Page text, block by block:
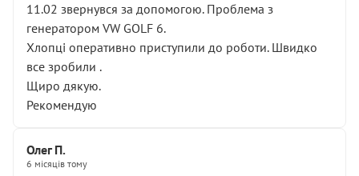
11.02 звернувся за допомогою. Проблема з
генератором VW GOLF 6.
Хлопці оперативно приступили до роботи. Швидко
все зробили .
Щиро дякую.
Рекомендую
Олег П.
6 місяців тому